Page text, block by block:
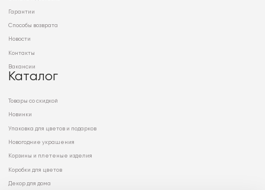
Гарантии
Способы возврата
Новости
Контакты
Вакансии
Каталог
Товары со скидкой
Новинки
Упаковка для цветов и подарков
Новогодние украшения
Корзины и плетеные изделия
Коробки для цветов
Декор для дома